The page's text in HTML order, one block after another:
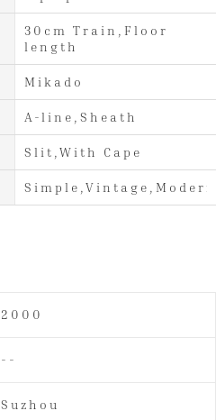
30cm Train,Floor
length
Mikado
A-line,Sheath
Slit,With Cape
2000
--
Suzhou